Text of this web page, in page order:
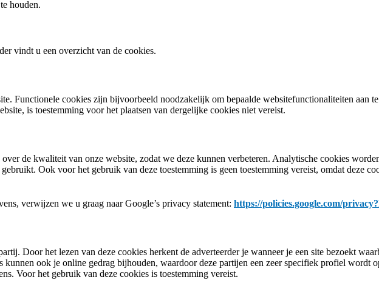
houden.
vindt u een overzicht van de cookies.
Functionele cookies zijn bijvoorbeeld noodzakelijk om bepaalde websitefunctionaliteiten aan
is toestemming voor het plaatsen van dergelijke cookies niet vereist.
de kwaliteit van onze website, zodat we deze kunnen verbeteren. Analytische cookies
Ook voor het gebruik van deze toestemming is geen toestemming vereist, omdat deze
verwijzen we u graag naar Google’s privacy statement: https://policies.google.com/
Door het lezen van deze cookies herkent de adverteerder je wanneer je een site bezoekt
kunnen ook je online gedrag bijhouden, waardoor deze partijen een zeer specifiek profiel
Voor het gebruik van deze cookies is toestemming vereist.